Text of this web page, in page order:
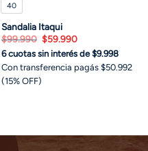
40
Sandalia Itaqui
$99.990 El
precio
original
era:
$99.990.
$59.990El
precio
actual
es:
$59.990.
6 cuotas sin interés de $9.998
Con transferencia pagás $50.992
(15% OFF)